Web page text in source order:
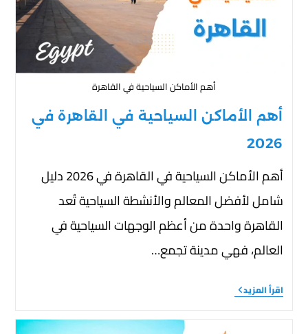
أهم الأماكن السياحية في القاهرة
أهم الأماكن السياحية في القاهرة في
2026
أهم الأماكن السياحية في القاهرة في 2026 دليل
شامل لأفضل المعالم والأنشطة السياحية تُعد
القاهرة واحدة من أعظم الوجهات السياحية في
العالم، فهي مدينة تجمع…
اقرأ المزيد